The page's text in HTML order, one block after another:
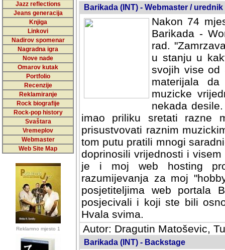
Jazz reflections
Jeans generacija
Knjiga
Linkovi
Nadirov spomenar
Nagradna igra
Nove nade
Omarov kutak
Portfolio
Recenzije
Reklamiranje
Rock biografije
Rock-pop history
Svaštara
Vremeplov
Webmaster
Web Site Map
Reklamno mjesto 1
Barikada (INT) - Webmaster / urednik
Nakon 74
Barikada -
rad.
u stanju u
svojih vise od
materijala
muzicke
nekada
imao priliku sretati razne
prisustvovati raznim
tom putu pratili mnogi
doprinosili vrijednosti i
je i moj web hosting
razumijevanja za moj
posjetiteljima web portala
posjecivali i koji ste bili
Hvala svima.
Autor: Dragutin Matoševic,
Barikada (INT) - Backstage